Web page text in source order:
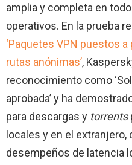
amplia y completa en
operativos. En la prueba
‘Paquetes VPN puestos
rutas anónimas’,
reconocimiento como
aprobada’ y ha
para descargas y torrents
locales y en el extranjero,
desempeños de latencia